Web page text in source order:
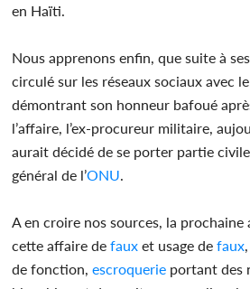
en Haïti.
Nous apprenons enfin, que suite à
circulé sur les réseaux sociaux avec
démontrant son honneur bafoué
l’affaire, l’ex-procureur militaire,
aurait décidé de se porter partie
général de l’ONU
A en croire nos sources, la
cette affaire defaux et usage defaux
de fonction,escroquerie portant des